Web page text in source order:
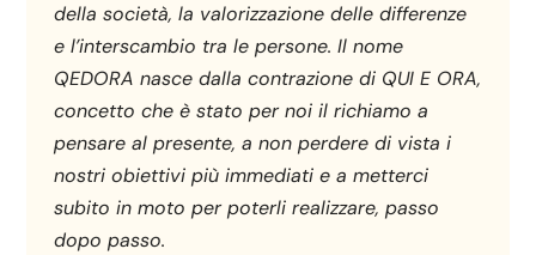
della società, la valorizzazione delle differenze
e l’interscambio tra le persone. Il nome
QEDORA nasce dalla contrazione di QUI E ORA,
concetto che è stato per noi il richiamo a
pensare al presente, a non perdere di vista i
nostri obiettivi più immediati e a metterci
subito in moto per poterli realizzare, passo
dopo passo.